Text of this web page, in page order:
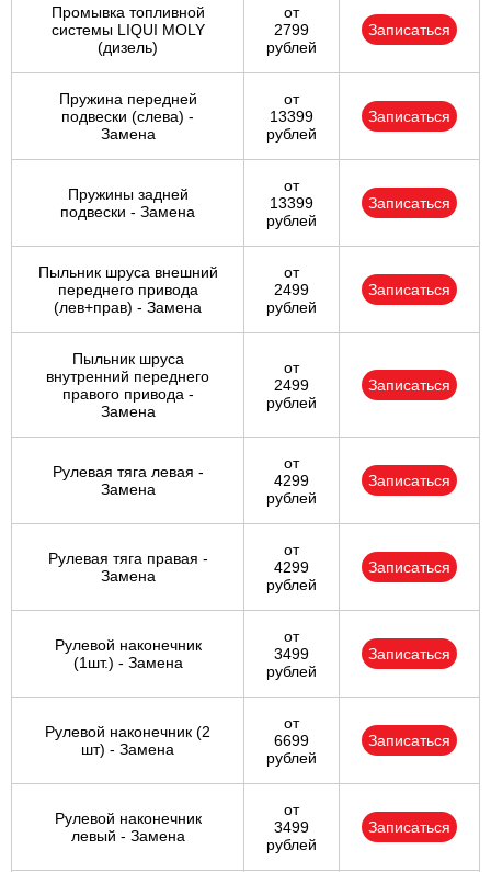
Промывка топливной
системы LIQUI MOLY
(дизель)
от
2799
рублей
Записаться
Пружина передней
подвески (слева) -
Замена
от
13399
рублей
Записаться
Пружины задней
подвески - Замена
от
13399
рублей
Записаться
Пыльник шруса внешний
переднего привода
(лев+прав) - Замена
от
2499
рублей
Записаться
Пыльник шруса
внутренний переднего
правого привода -
Замена
от
2499
рублей
Записаться
Рулевая тяга левая -
Замена
от
4299
рублей
Записаться
Рулевая тяга правая -
Замена
от
4299
рублей
Записаться
Рулевой наконечник
(1шт.) - Замена
от
3499
рублей
Записаться
Рулевой наконечник (2
шт) - Замена
от
6699
рублей
Записаться
Рулевой наконечник
левый - Замена
от
3499
рублей
Записаться